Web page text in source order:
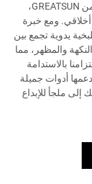
اكتشف مطاحن الفلفل والملح الخشبية الممتازة من GREATSUN،
ومع خبرة
يدوية تجمع بين
والمظهر، مما
بالاستدامة
أدوات جميلة
ملجأ للإبداع